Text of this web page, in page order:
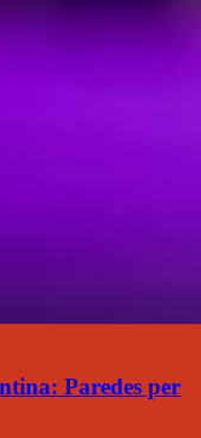
Paredes per